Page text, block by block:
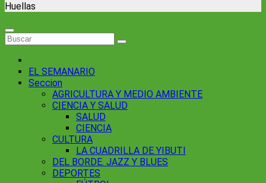
Huellas
EL SEMANARIO
Seccion
AGRICULTURA Y MEDIO AMBIENTE
CIENCIA Y SALUD
SALUD
CIENCIA
CULTURA
LA CUADRILLA DE YIBUTI
DEL BORDE. JAZZ Y BLUES
DEPORTES